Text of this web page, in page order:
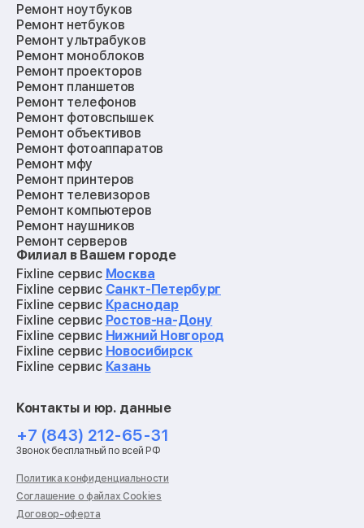
Ремонт ноутбуков
Ремонт нетбуков
Ремонт ультрабуков
Ремонт моноблоков
Ремонт проекторов
Ремонт планшетов
Ремонт телефонов
Ремонт фотовспышек
Ремонт объективов
Ремонт фотоаппаратов
Ремонт мфу
Ремонт принтеров
Ремонт телевизоров
Ремонт компьютеров
Ремонт наушников
Ремонт серверов
Ремонт мониторов
Ремонт квадрокоптеров
Ремонт электросамокатов
Ремонт материнских плат
Ремонт видеокарт
Ремонт кофемашин
Ремонт vr систем
Ремонт игровых приставок
Ремонт роботов-пылесосов
Ремонт холодильников
Ремонт стиральных машин
Ремонт пылесосов
Ремонт варочных панелей
Ремонт духовых шкафов
Ремонт кондиционеров
Ремонт кухонных комбайнов
Филиал в Вашем городе
Fixline сервис Москва
Fixline сервис Санкт-Петербург
Fixline сервис Краснодар
Fixline сервис Ростов-на-Дону
Fixline сервис Нижний Новгород
Fixline сервис Новосибирск
Fixline сервис Казань
Контакты и юр. данные
+7 (843) 212-65-31
Звонок бесплатный по всей РФ
Политика конфиденциальности
Соглашение о файлах Cookies
Договор-оферта